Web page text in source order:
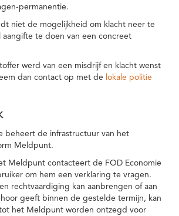
permanentie.
niet de mogelijkheid om klacht neer te
aangifte te doen van een concreet
werd van een misdrijf en klacht wenst
dan contact op met de lokale politie
beheert de infrastructuur van het
Meldpunt.
Meldpunt contacteert de FOD Economie
om hem een verklaring te vragen.
rechtvaardiging kan aanbrengen of aan
geeft binnen de gestelde termijn, kan
het Meldpunt worden ontzegd voor